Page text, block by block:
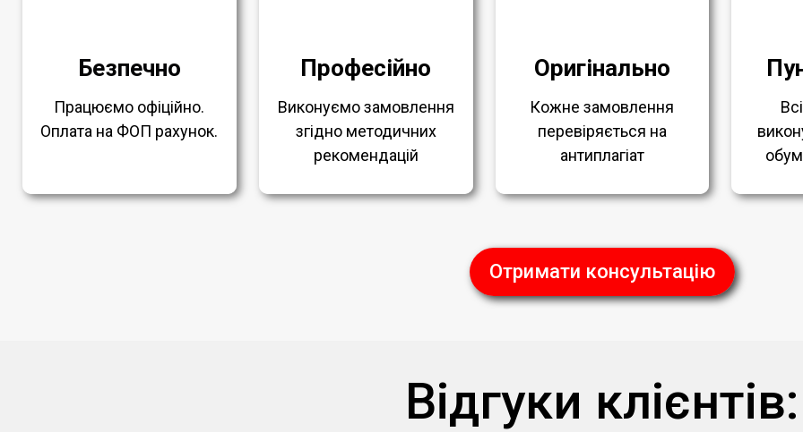
Безпечно
Працюємо офіційно.
Оплата на ФОП рахунок.
Професійно
Виконуємо замовлення
згідно методичних
рекомендацій
Оригінально
Кожне замовлення
перевіряється на
антиплагіат
Отримати консультацію
Відгуки клієнтів: